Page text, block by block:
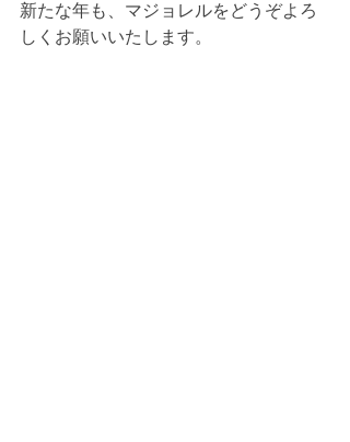
新たな年も、マジョレルをどうぞよろ
しくお願いいたします。